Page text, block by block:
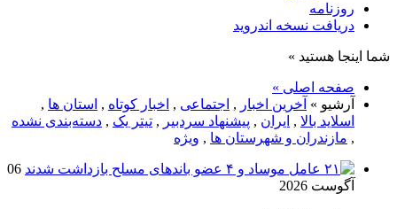
روزنامه
دریافت نسخه اندروید
شما اینجا هستید »
صفحه اصلی »
آرشیو » آخرین اخبار , اجتماعی , اخبار کوتاه , استان ها ,
اسلاید بالا , ایران , پیشنهاد سردبیر , تیتر یک , دسته‌بندی نشده
, مازندران و شهرستان ها , ویژه
06
آگوست 2026